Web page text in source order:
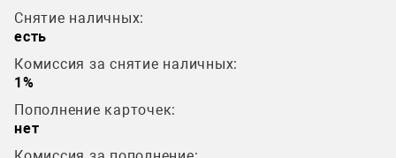
Снятие наличных:
есть
Комиссия за снятие наличных:
1%
Пополнение карточек:
нет